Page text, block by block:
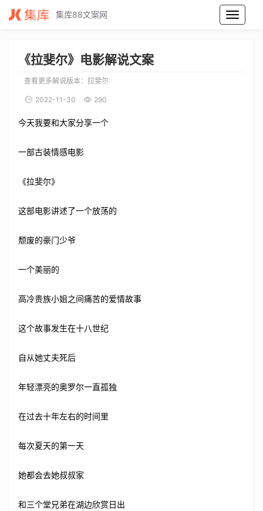
拉斐尔电影解说文案_拉斐尔电影解说词_拉斐尔电影解说稿
集库88文案网
《拉斐尔》电影解说文案
查看更多解说版本： 拉斐尔
2022-11-30 290
今天我要和大家分享一个
一部古装情感电影
《拉斐尔》
这部电影讲述了一个放荡的
颓废的豪门少爷
一个美丽的
高冷贵族小姐之间痛苦的爱情故事
这个故事发生在十八世纪
自从她丈夫死后
年轻漂亮的奥罗尔一直孤独
在过去十年左右的时间里
每次夏天的第一天
她都会去她叔叔家
和三个堂兄弟在湖边欣赏日出